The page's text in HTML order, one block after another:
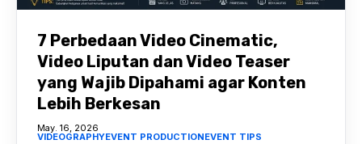
7 Perbedaan Video Cinematic,
Video Liputan dan Video Teaser
yang Wajib Dipahami agar Konten
Lebih Berkesan
May. 16, 2026
VIDEOGRAPHYEVENT PRODUCTIONEVENT TIPS